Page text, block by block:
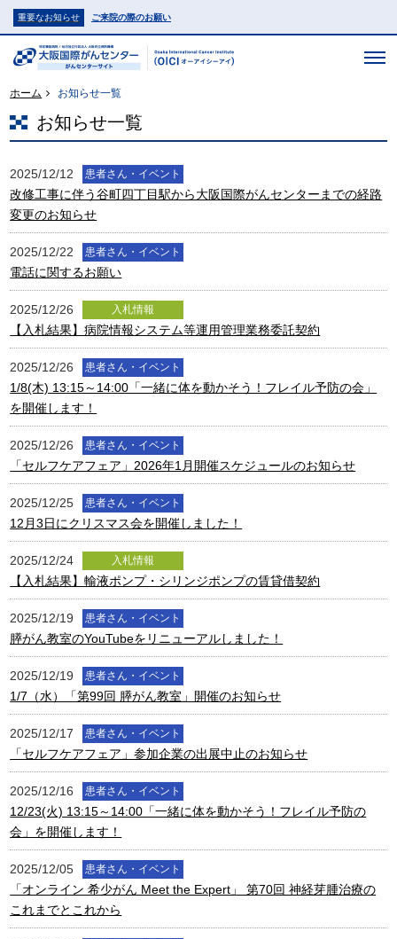
重要なお知らせ ご来院の際のお願い
ホーム お知らせ一覧
お知らせ一覧
2025/12/12 患者さん・イベント
改修工事に伴う谷町四丁目駅から大阪国際がんセンターまでの経路
変更のお知らせ
2025/12/22 患者さん・イベント
電話に関するお願い
2025/12/26 入札情報
【入札結果】病院情報システム等運用管理業務委託契約
2025/12/26 患者さん・イベント
1/8(木) 13:15～14:00「一緒に体を動かそう！フレイル予防の会」
を開催します！
2025/12/26 患者さん・イベント
「セルフケアフェア」2026年1月開催スケジュールのお知らせ
2025/12/25 患者さん・イベント
12月3日にクリスマス会を開催しました！
2025/12/24 入札情報
【入札結果】輸液ポンプ・シリンジポンプの賃貸借契約
2025/12/19 患者さん・イベント
膵がん教室のYouTubeをリニューアルしました！
2025/12/19 患者さん・イベント
1/7（水）「第99回 膵がん教室」開催のお知らせ
2025/12/17 患者さん・イベント
「セルフケアフェア」参加企業の出展中止のお知らせ
2025/12/16 患者さん・イベント
12/23(火) 13:15～14:00「一緒に体を動かそう！フレイル予防の
会」を開催します！
2025/12/05 患者さん・イベント
「オンライン 希少がん Meet the Expert」 第70回 神経芽腫治療の
これまでとこれから